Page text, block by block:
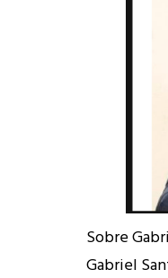
Sobre
Gabriel